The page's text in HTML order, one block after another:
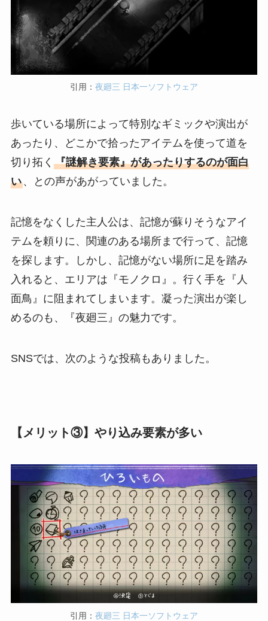
引用： 夜廻三 日本一ソフトウェア
歩いている場所によって特別なギミックや演出が
あったり、どこかで拾ったアイテムを使って道を
切り拓く 『謎解き要素』があったりするのが面白
い、との声があがっていました。
記憶をなくした主人公は、記憶が蘇りそうなアイ
テムを頼りに、関連のある場所まで行って、記憶
を探します。しかし、記憶がない場所に足を踏み
入れると、エリアは『モノクロ』。行く手を『人
面鳥』に阻まれてしまいます。凝った演出が楽し
めるのも、『夜廻三』の魅力です。
SNSでは、次のような投稿もありました。
【メリット③】やり込み要素が多い
引用： 夜廻三 日本一ソフトウェア